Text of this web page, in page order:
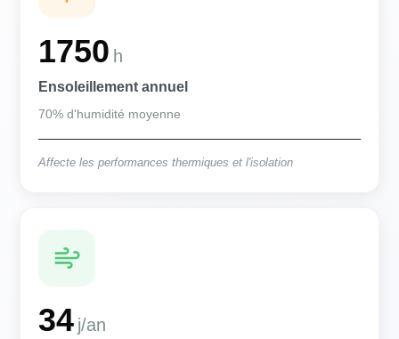
1750 h
Ensoleillement annuel
70% d'humidité moyenne
Affecte les performances thermiques et l'isolation
34 j/an